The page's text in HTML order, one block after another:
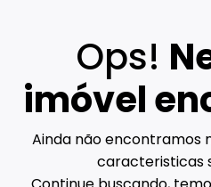
Ops!
imóvel
Ainda não encontramos
caracteristicas